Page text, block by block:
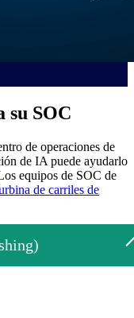
su SOC
de operaciones de
de IA puede ayudarlo
equipos de SOC de
de carriles de